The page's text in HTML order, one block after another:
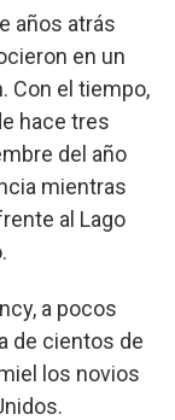
años atrás
en un
Con el tiempo,
hace tres
del año
mientras
al Lago
a pocos
de cientos de
los novios